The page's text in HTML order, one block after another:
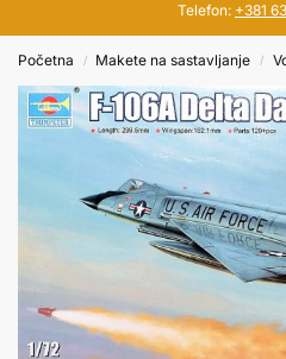
Telefon: +381
Početna / Makete na sastavljanje /